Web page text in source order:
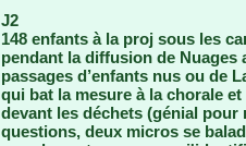
J2
148 enfants à la proj sous les
pendant la diffusion de
passages d’enfants nus ou de
qui bat la mesure à la chorale
devant les déchets (génial
questions, deux micros se